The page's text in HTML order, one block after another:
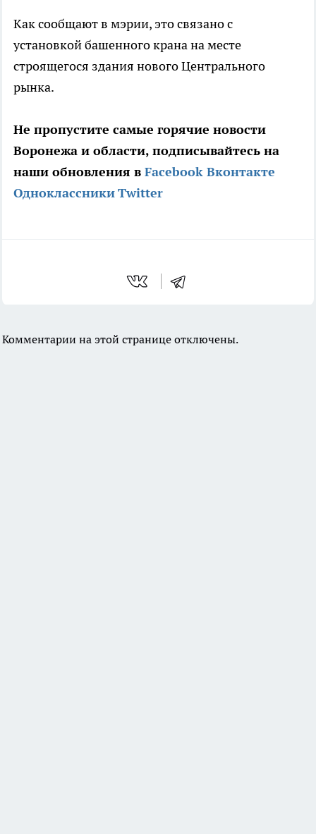
Как сообщают в мэрии, это связано с
установкой башенного крана на месте
строящегося здания нового Центрального
рынка.
Не пропустите самые горячие новости
Воронежа и области, подписывайтесь на
наши обновления в Facebook Вконтакте
ОдноклассникиTwitter
Комментарии на этой странице отключены.